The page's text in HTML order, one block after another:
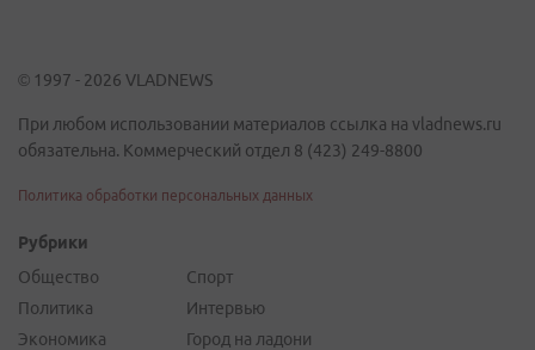
© 1997 - 2026 VLADNEWS
При любом использовании материалов ссылка на vladnews.ru
обязательна. Коммерческий отдел 8 (423) 249-8800
Политика обработки персональных данных
Рубрики
Общество
Политика
Экономика
Спорт
Интервью
Город на ладони